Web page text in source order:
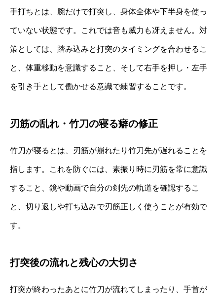
手打ちとは、腕だけで打突し、身体全体や下半身を使っ
ていない状態です。これでは音も威力も冴えません。対
策としては、踏み込みと打突のタイミングを合わせるこ
と、体重移動を意識すること、そして右手を押し・左手
を引き手として働かせる意識で練習することです。
刃筋の乱れ・竹刀の寝る癖の修正
竹刀が寝るとは、刃筋が崩れたり竹刀先が遅れることを
指します。これを防ぐには、素振り時に刃筋を常に意識
すること、鏡や動画で自分の剣先の軌道を確認するこ
と、切り返しや打ち込みで刃筋正しく使うことが有効で
す。
打突後の流れと残心の大切さ
打突が終わったあとに竹刀が流れてしまったり、手首が